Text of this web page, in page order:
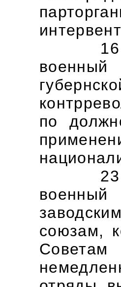
16
по
23
союзам,
Советам